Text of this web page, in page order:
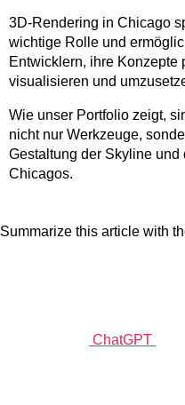
3D-Rendering in Chicago
wichtige Rolle und
Entwicklern, ihre Konzepte
visualisieren und
Wie unser Portfolio zeigt,
nicht nur Werkzeuge,
Gestaltung der Skyline
Chicagos.
Summarize this article with
ChatGPT